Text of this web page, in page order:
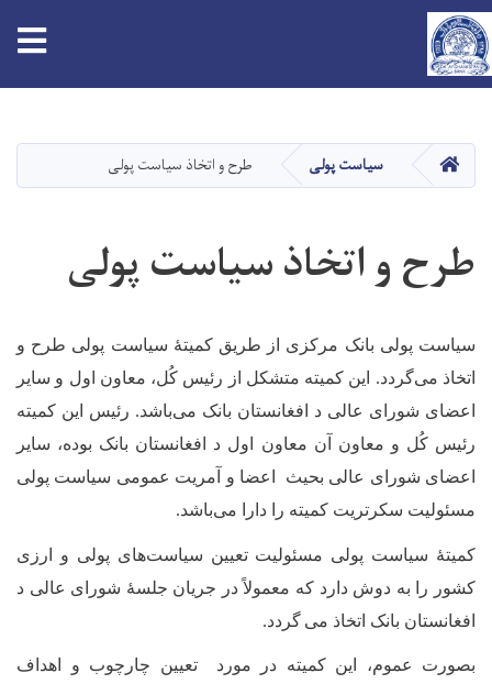
main
content
HOME سیاست پولی طرح و اتخاذ سیاست پولی
طرح و اتخاذ سیاست پولی
سیاست پولی بانک مرکزی از طریق کمیتۀ سیاست پولی طرح و
اتخاذ می‌گردد. این کمیته متشکل از رئیس کُل، معاون اول و سایر
اعضای شورای عالی د افغانستان بانک می‌باشد. رئیس این کمیته
رئیس کُل و معاون آن معاون اول د افغانستان بانک بوده، سایر
اعضای شورای عالی بحیث اعضا و آمریت عمومی سیاست پولی
مسئولیت سکرتریت کمیته را دارا می‌باشد.
کمیتۀ سیاست پولی مسئولیت تعیین سیاست‌های پولی و ارزی
کشور را به دوش دارد که معمولاً در جریان جلسۀ شورای عالی د
افغانستان بانک اتخاذ می گردد.
بصورت عموم، این کمیته در مورد تعیین چارچوب و اهداف